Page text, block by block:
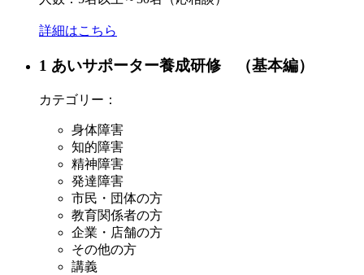
詳細はこちら
1 あいサポーター養成研修 （基本編）
カテゴリー：
身体障害
知的障害
精神障害
発達障害
市民・団体の方
教育関係者の方
企業・店舗の方
その他の方
講義